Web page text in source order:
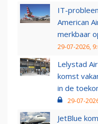
IT-
American
merkbaar
29-07-2026,
Lelystad
komst
in de
29-07-
JetBlue